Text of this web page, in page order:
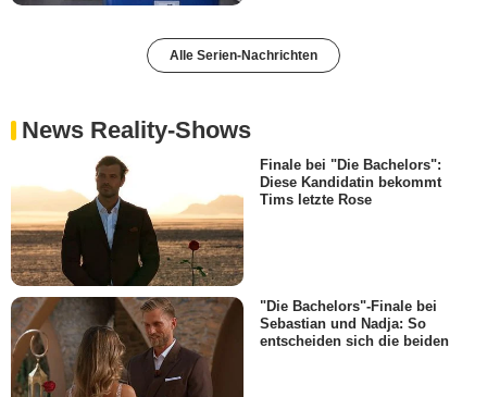
Alle Serien-Nachrichten
News Reality-Shows
Finale bei "Die Bachelors":
Diese Kandidatin bekommt
Tims letzte Rose
"Die Bachelors"-Finale bei
Sebastian und Nadja: So
entscheiden sich die beiden